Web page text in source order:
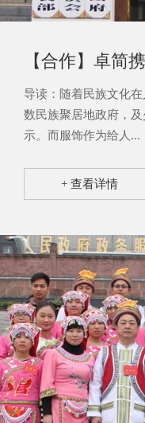
【合作】卓简
导读：随着民族文化
数民族聚居地政府，
示。而服饰作为给人...
+ 查看详情